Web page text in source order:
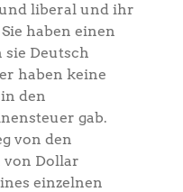
liberal und ihr
haben einen
sie Deutsch
haben keine
den
gab.
von den
Dollar
einzelnen